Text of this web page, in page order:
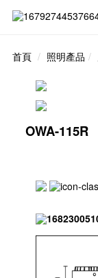
首頁 照明產品
OWA-115R